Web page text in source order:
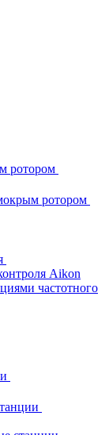
ротором
ротором
Aikon
частотного